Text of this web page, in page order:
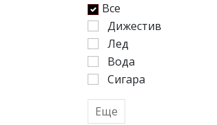
Все
Дижестив
Лед
Вода
Сигара
Еще